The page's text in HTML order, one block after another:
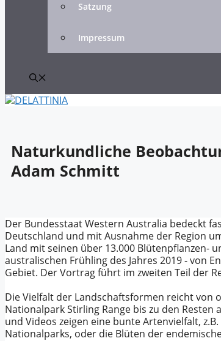
Satzung
Impressum
Naturkundliche
Adam Schmitt
Der Bundesstaat Western Australia bedeckt
Deutschland und mit Ausnahme der Region
Land mit seinen über 13.000 Blütenpflanzen-
australischen Frühling des Jahres 2019 - von
Gebiet. Der Vortrag führt im zweiten Teil der
Die Vielfalt der Landschaftsformen reicht von
Nationalpark Stirling Range bis zu den
und Videos zeigen eine bunte Artenvielfalt,
Nationalparks, oder die Blüten der